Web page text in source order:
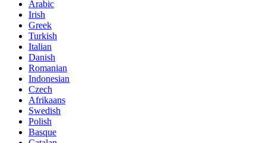
Arabic
Irish
Greek
Turkish
Italian
Danish
Romanian
Indonesian
Czech
Afrikaans
Swedish
Polish
Basque